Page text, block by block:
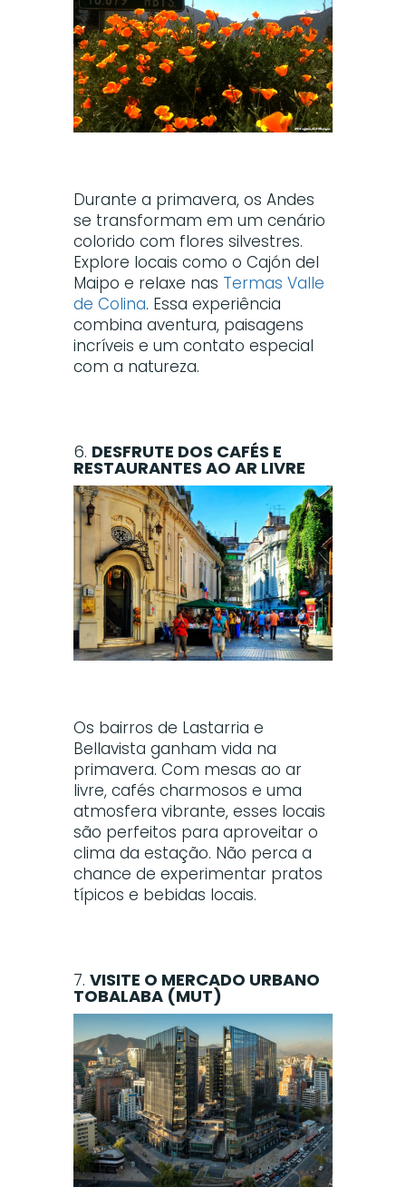
Durante a primavera, os Andes
se transformam em um cenário
colorido com flores silvestres.
Explore locais como o Cajón del
Maipo e relaxe nas Termas Valle
de Colina. Essa experiência
combina aventura, paisagens
incríveis e um contato especial
com a natureza.
6. DESFRUTE DOS CAFÉS E
RESTAURANTES AO AR LIVRE
Os bairros de Lastarria e
Bellavista ganham vida na
primavera. Com mesas ao ar
livre, cafés charmosos e uma
atmosfera vibrante, esses locais
são perfeitos para aproveitar o
clima da estação. Não perca a
chance de experimentar pratos
típicos e bebidas locais.
7. VISITE O MERCADO URBANO
TOBALABA (MUT)